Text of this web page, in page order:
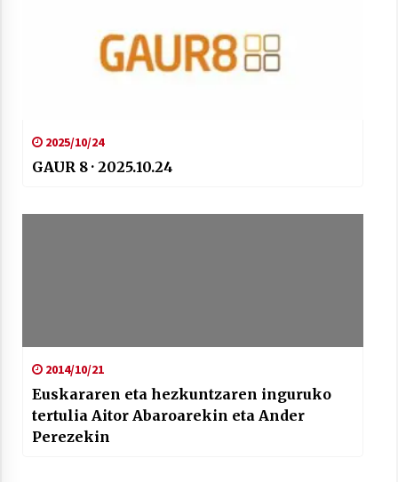
2025/10/24
GAUR 8 · 2025.10.24
2014/10/21
Euskararen eta hezkuntzaren inguruko
tertulia Aitor Abaroarekin eta Ander
Perezekin